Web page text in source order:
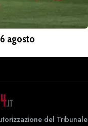
agosto
del Tribunale